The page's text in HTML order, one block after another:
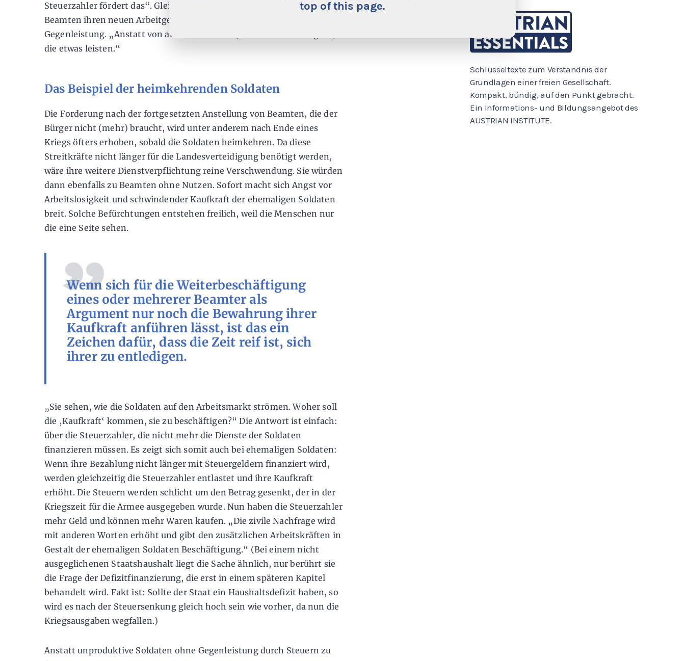
top of this page.
Steuerzahler fördert das“. Gleichzeitig erbringen die ehemaligen
Beamten ihren neuen Arbeitgebern und deren Kunden eine
Gegenleistung. „Anstatt von anderen zu leben, werden sie zu Bürgern,
die etwas leisten.“
Das Beispiel der heimkehrenden Soldaten
Die Forderung nach der fortgesetzten Anstellung von Beamten, die der
Bürger nicht (mehr) braucht, wird unter anderem nach Ende eines
Kriegs öfters erhoben, sobald die Soldaten heimkehren. Da diese
Streitkräfte nicht länger für die Landesverteidigung benötigt werden,
wäre ihre weitere Dienstverpflichtung reine Verschwendung. Sie würden
dann ebenfalls zu Beamten ohne Nutzen. Sofort macht sich Angst vor
Arbeitslosigkeit und schwindender Kaufkraft der ehemaligen Soldaten
breit. Solche Befürchtungen entstehen freilich, weil die Menschen nur
die eine Seite sehen.
Wenn sich für die Weiterbeschäftigung
eines oder mehrerer Beamter als
Argument nur noch die Bewahrung ihrer
Kaufkraft anführen lässt, ist das ein
Zeichen dafür, dass die Zeit reif ist, sich
ihrer zu entledigen.
„Sie sehen, wie die Soldaten auf den Arbeitsmarkt strömen. Woher soll
die ‚Kaufkraft‘ kommen, sie zu beschäftigen?“ Die Antwort ist einfach:
über die Steuerzahler, die nicht mehr die Dienste der Soldaten
finanzieren müssen. Es zeigt sich somit auch bei ehemaligen Soldaten:
Wenn ihre Bezahlung nicht länger mit Steuergeldern finanziert wird,
werden gleichzeitig die Steuerzahler entlastet und ihre Kaufkraft
erhöht. Die Steuern werden schlicht um den Betrag gesenkt, der in der
Kriegszeit für die Armee ausgegeben wurde. Nun haben die Steuerzahler
mehr Geld und können mehr Waren kaufen. „Die zivile Nachfrage wird
mit anderen Worten erhöht und gibt den zusätzlichen Arbeitskräften in
Gestalt der ehemaligen Soldaten Beschäftigung.“ (Bei einem nicht
ausgeglichenen Staatshaushalt liegt die Sache ähnlich, nur berührt sie
die Frage der Defizitfinanzierung, die erst in einem späteren Kapitel
behandelt wird. Fakt ist: Sollte der Staat ein Haushaltsdefizit haben, so
wird es nach der Steuersenkung gleich hoch sein wie vorher, da nun die
Kriegsausgaben wegfallen.)
Anstatt unproduktive Soldaten ohne Gegenleistung durch Steuern zu
Schlüsseltexte zum Verständnis der
Grundlagen einer freien Gesellschaft.
Kompakt, bündig, auf den Punkt gebracht.
Ein Informations- und Bildungsangebot des
AUSTRIAN INSTITUTE.